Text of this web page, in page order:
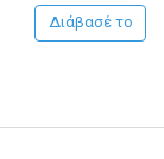
Διάβασέ το